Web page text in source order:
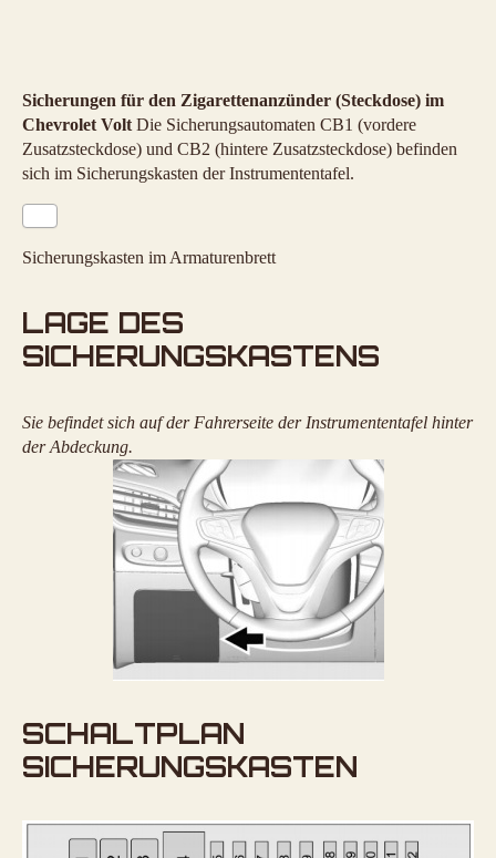
Sicherungen für den Zigarettenanzünder (Steckdose) im
Chevrolet Volt Die Sicherungsautomaten CB1 (vordere
Zusatzsteckdose) und CB2 (hintere Zusatzsteckdose) befinden
sich im Sicherungskasten der Instrumententafel.
Sicherungskasten im Armaturenbrett
LAGE DES
SICHERUNGSKASTENS
Sie befindet sich auf der Fahrerseite der Instrumententafel hinter
der Abdeckung.
SCHALTPLAN
SICHERUNGSKASTEN